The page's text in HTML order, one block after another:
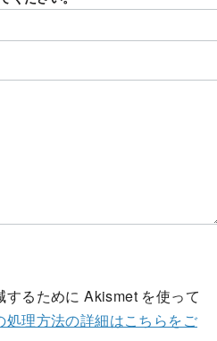
るために Akismet を使って
処理方法の詳細はこちらをご